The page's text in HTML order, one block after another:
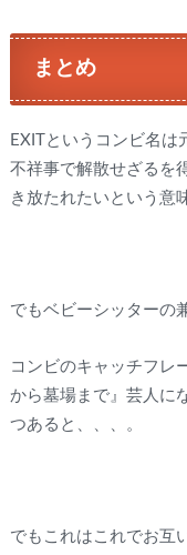
まとめ
EXITというコンビ名は
不祥事で解散せざるを
き放たれたいという意
でもベビーシッターの
コンビのキャッチフレ
から墓場まで』芸人に
つあると、、、。
でもこれはこれでお互